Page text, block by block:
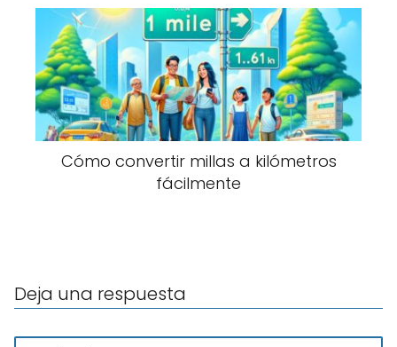
Cómo convertir millas a kilómetros
fácilmente
Deja una respuesta